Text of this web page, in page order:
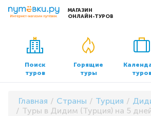
МАГАЗИН
ОНЛАЙН-ТУРОВ
Сервисы
Бронирование отелей
Трансфер
О
О нас
Поиск
туров
Горящие
туры
Главная Страны Турция
Туры в Дидим (Турция) на 5